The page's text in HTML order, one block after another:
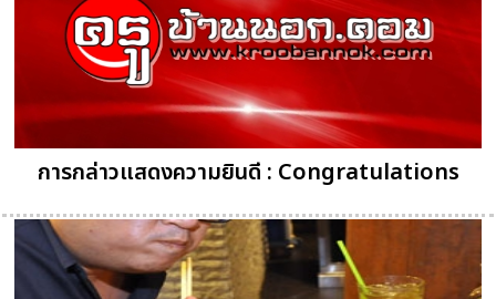
การกล่าวแสดงความยินดี : Congratulations